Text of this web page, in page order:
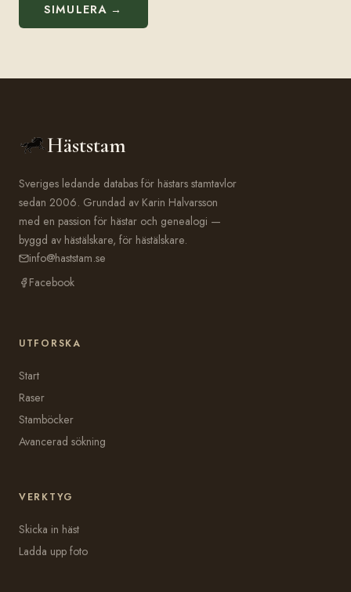
SIMULERA →
Häststam
Sveriges ledande databas för hästars stamtavlor
sedan 2006. Grundad av Karin Halvarsson
med en passion för hästar och genealogi —
byggd av hästälskare, för hästälskare.
info@haststam.se
Facebook
UTFORSKA
Start
Raser
Stamböcker
Avancerad sökning
VERKTYG
Skicka in häst
Ladda upp foto